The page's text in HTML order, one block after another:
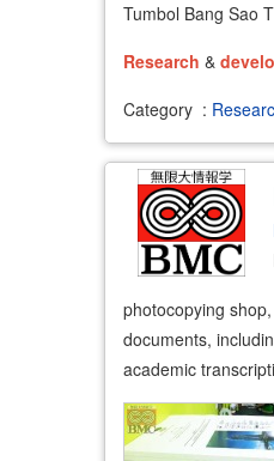
Tumbol Bang Sao
Research &
Category :
photocopying
documents,
academic